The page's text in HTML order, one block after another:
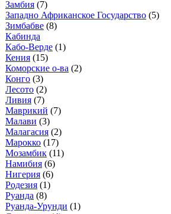
Замбия (7)
Западно Африканское Государство (5)
Зимбабве (8)
Кабинда
Кабо-Верде (1)
Кения (15)
Коморские о-ва (2)
Конго (3)
Лесото (2)
Ливия (7)
Маврикий (7)
Малави (3)
Малагасия (2)
Марокко (17)
Мозамбик (11)
Намибия (6)
Нигерия (6)
Родезия (1)
Руанда (8)
Руанда-Урунди (1)